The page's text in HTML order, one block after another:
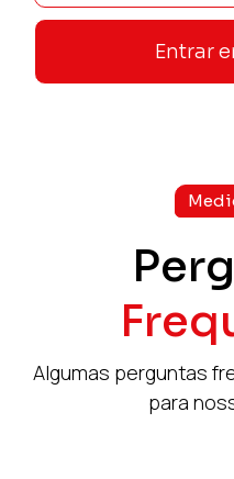
Entrar
Algumas perguntas
para